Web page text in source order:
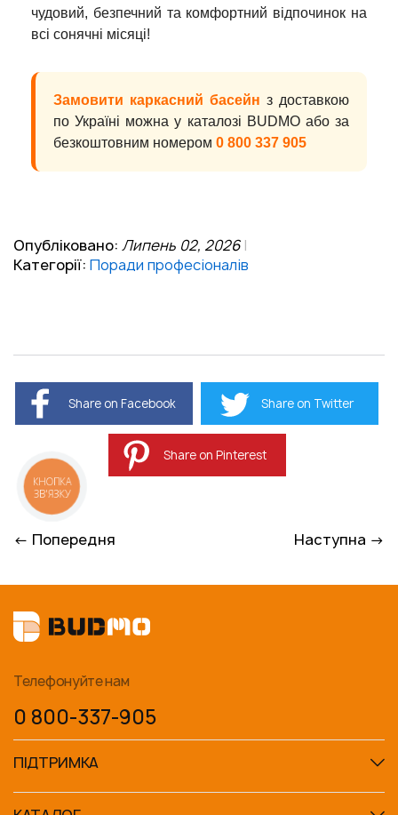
чудовий, безпечний та комфортний відпочинок на
всі сонячні місяці!
Замовити каркасний басейн з доставкою
по Україні можна у каталозі BUDMO або за
безкоштовним номером 0 800 337 905
Опубліковано: Липень 02, 2026
Категорії: Поради професіоналів
Share on Facebook Share on Twitter
Share on Pinterest
← Попередня Наступна →
Телефонуйте нам
0 800-337-905
ПІДТРИМКА
КНОПКА
ЗВ'ЯЗКУ